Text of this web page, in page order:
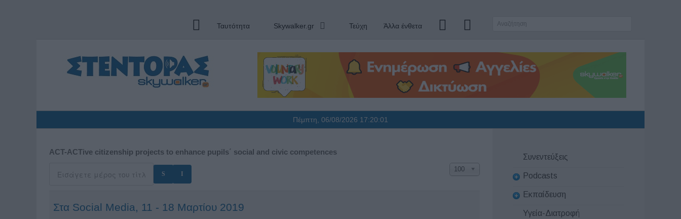
Ταυτότητα Skywalker.gr Τεύχη Άλλα ένθετα
Πέμπτη, 06/08/2026 17:20:01
ACT-ACTive citizenship projects to enhance pupils΄ social and civic competences
100
Στα Social Media, 11 - 18 Μαρτίου 2019
Συνεντεύξεις
Podcasts
Εκπαίδευση
Υγεία-Διατροφή